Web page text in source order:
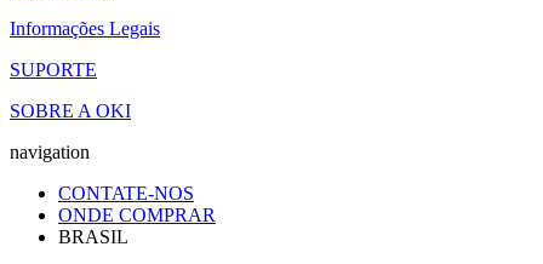
Informações Legais
SUPORTE
SOBRE A OKI
navigation
CONTATE-NOS
ONDE COMPRAR
BRASIL